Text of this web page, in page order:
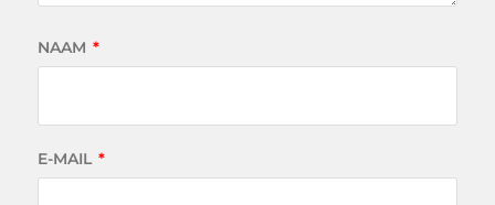
NAAM *
E-MAIL *